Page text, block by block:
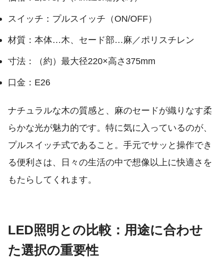
スイッチ：プルスイッチ（ON/OFF）
材質：本体…木、セード部…麻／ポリスチレン
寸法：（約）最大径220×高さ375mm
口金：E26
ナチュラルな木の質感と、麻のセードが織りなす柔
らかな光が魅力的です。特に気に入っているのが、
プルスイッチ式であること。手元でサッと操作でき
る便利さは、日々の生活の中で想像以上に快適さを
もたらしてくれます。
LED照明との比較：用途に合わせ
た選択の重要性